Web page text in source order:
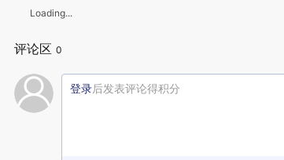
Loading...
评论区 0
登录后发表评论得积分